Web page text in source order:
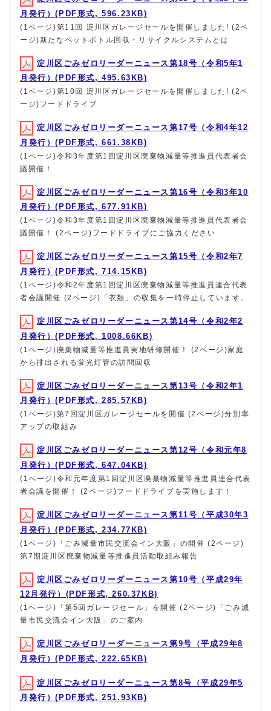
月発行）(PDF形式, 596.23KB)
(1ページ)第11回 淀川区ガレージセールを開催しました! (2ペ
ージ)新たなペットボトル回収・リサイクルシステムとは
淀川区ごみゼロリーダーニュース第18号（令和5年1
月発行）(PDF形式, 495.63KB)
(1ページ)第10回 淀川区ガレージセールを開催しました! (2ペ
ージ)フードドライブ
淀川区ごみゼロリーダーニュース第17号（令和4年12
月発行）(PDF形式, 661.38KB)
(1ページ)令和3年度第1回淀川区廃棄物減量等推進員代表者会
議開催！
淀川区ごみゼロリーダーニュース第16号（令和3年10
月発行）(PDF形式, 677.91KB)
(1ページ)令和3年度第1回淀川区廃棄物減量等推進員代表者会
議開催！ (2ページ)フードドライブにご協力ください
淀川区ごみゼロリーダーニュース第15号（令和2年7
月発行）(PDF形式, 714.15KB)
(1ページ)令和2年度第1回淀川区廃棄物減量等推進員連合代表
者会議開催 (2ページ)「衣類」の収集を一時停止しています。
淀川区ごみゼロリーダーニュース第14号（令和2年2
月発行）(PDF形式, 1008.66KB)
(1ページ)廃棄物減量等推進員実地研修開催！ (2ページ)家庭
から排出される蛍光灯管の訪問回収
淀川区ごみゼロリーダーニュース第13号（令和2年1
月発行）(PDF形式, 285.57KB)
(1ページ)第7回淀川区ガレージセールを開催 (2ページ)分別率
アップの取組み
淀川区ごみゼロリーダーニュース第12号（令和元年8
月発行）(PDF形式, 647.04KB)
(1ページ)令和元年度第1回淀川区廃棄物減量等推進員連合代表
者会議を開催！ (2ページ)フードドライブを実施します！
淀川区ごみゼロリーダーニュース第11号（平成30年3
月発行）(PDF形式, 234.77KB)
(1ページ)「ごみ減量市民交流会イン大阪」の開催 (2ページ)
第7期淀川区廃棄物減量等推進員活動取組み報告
淀川区ごみゼロリーダーニュース第10号（平成29年
12月発行）(PDF形式, 260.37KB)
(1ページ)「第5回ガレージセール」を開催 (2ページ)「ごみ減
量市民交流会イン大阪」のご案内
淀川区ごみゼロリーダーニュース第9号（平成29年8
月発行）(PDF形式, 222.65KB)
淀川区ごみゼロリーダーニュース第8号（平成29年5
月発行）(PDF形式, 251.93KB)